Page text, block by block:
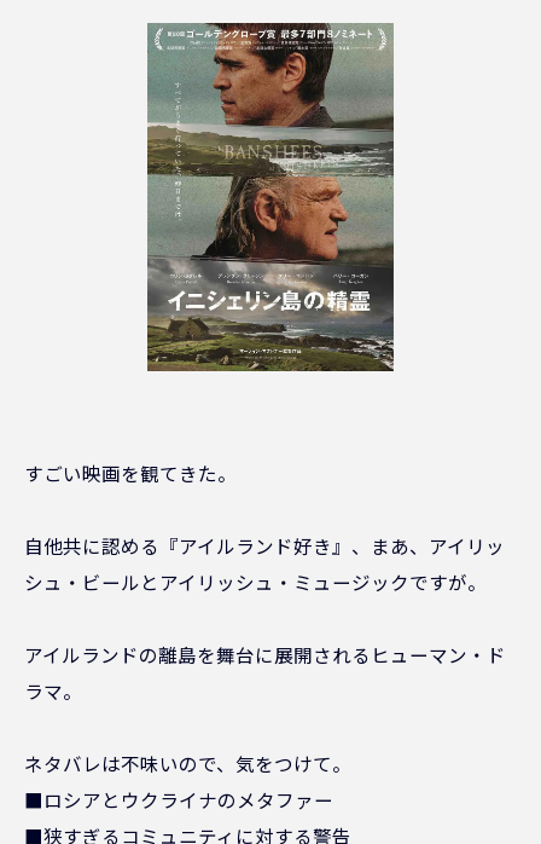
すごい映画を観てきた。
自他共に認める『アイルランド好き』、まあ、アイリッ
シュ・ビールとアイリッシュ・ミュージックですが。
アイルランドの離島を舞台に展開されるヒューマン・ド
ラマ。
ネタバレは不味いので、気をつけて。
■ロシアとウクライナのメタファー
■狭すぎるコミュニティに対する警告